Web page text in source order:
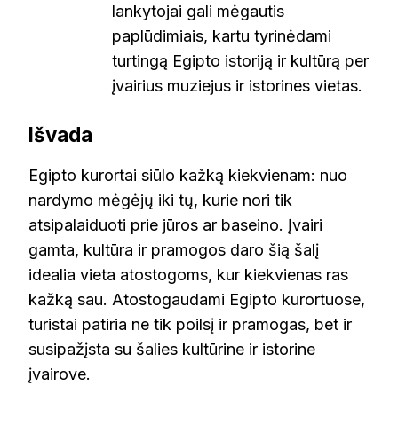
lankytojai gali mėgautis
paplūdimiais, kartu tyrinėdami
turtingą Egipto istoriją ir kultūrą per
įvairius muziejus ir istorines vietas.
Išvada
Egipto kurortai siūlo kažką kiekvienam: nuo
nardymo mėgėjų iki tų, kurie nori tik
atsipalaiduoti prie jūros ar baseino. Įvairi
gamta, kultūra ir pramogos daro šią šalį
idealia vieta atostogoms, kur kiekvienas ras
kažką sau. Atostogaudami Egipto kurortuose,
turistai patiria ne tik poilsį ir pramogas, bet ir
susipažįsta su šalies kultūrine ir istorine
įvairove.